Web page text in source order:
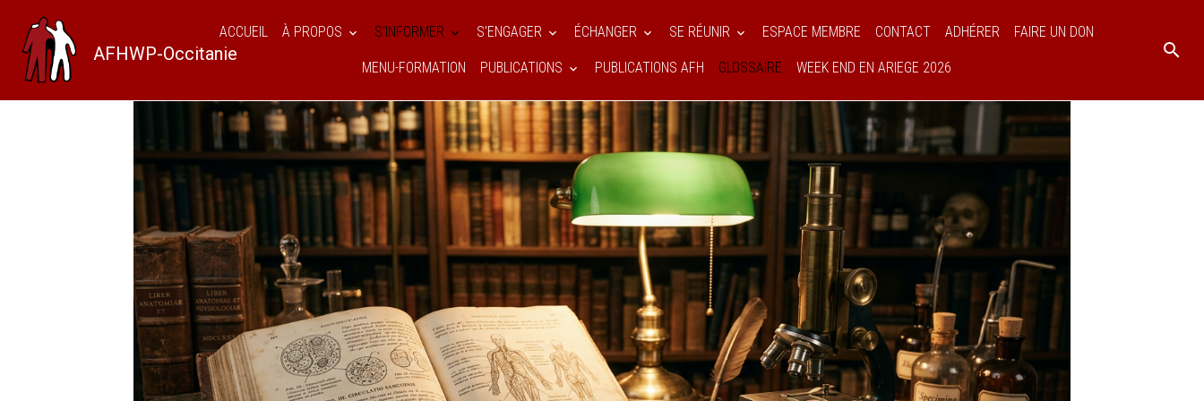
AFHWP-Occitanie
ACCUEIL À PROPOS S'INFORMER S'ENGAGER ÉCHANGER SE RÉUNIR ESPACE MEMBRE CONTACT ADHÉRER FAIRE UN DON
MENU-FORMATION PUBLICATIONS PUBLICATIONS AFH GLOSSAIRE WEEK END EN ARIEGE 2026